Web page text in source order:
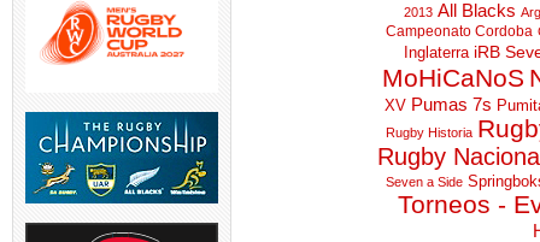
2013 All Blacks
Campeonato Cordoba
Inglaterra iRB
MoHiCaNoS
XV Pumas 7s
Rugby Historia
Rugby
Seven a Side
Torneos -
| El
...
TEST MATCH | El
entrenador de los
Springboks,
...
5 0
SVNS 2026/27 | World
Rugby anunció fechas y
GREATEST
Los
4